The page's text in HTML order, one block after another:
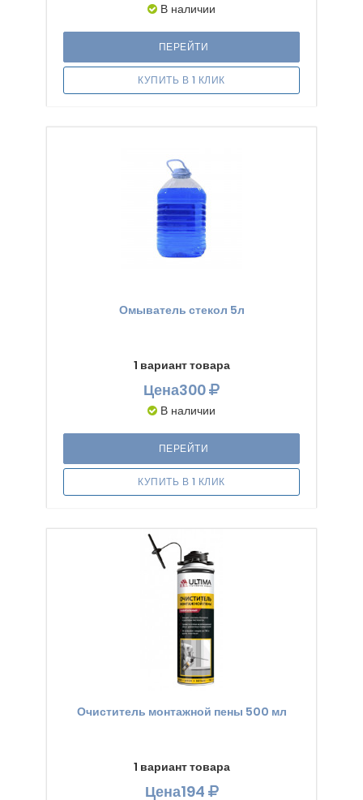
В наличии
ПЕРЕЙТИ
КУПИТЬ В 1 КЛИК
Омыватель стекол 5л
1 вариант товара
Цена300
В наличии
ПЕРЕЙТИ
КУПИТЬ В 1 КЛИК
Очиститель монтажной пены 500 мл
1 вариант товара
Цена194